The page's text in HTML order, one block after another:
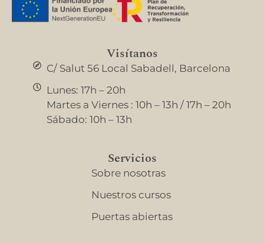
Visítanos
C/ Salut 56 Local Sabadell, Barcelona
Lunes: 17h – 20h
Martes a Viernes : 10h – 13h / 17h – 20h
Sábado: 10h – 13h
Servicios
Sobre nosotras
Nuestros cursos
Puertas abiertas